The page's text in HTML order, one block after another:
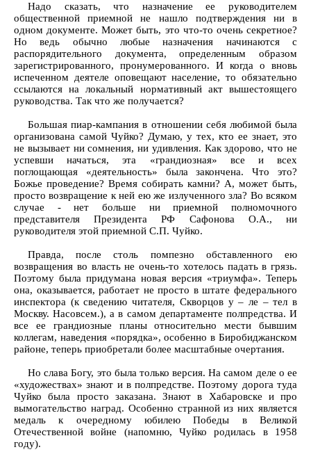
Надо сказать, что назначение ее руководителем
общественной приемной не нашло подтверждения ни в
одном документе. Может быть, это что-то очень секретное?
Но ведь обычно любые назначения начинаются с
распорядительного документа, определенным образом
зарегистрированного, пронумерованного. И когда о вновь
испеченном деятеле оповещают население, то обязательно
ссылаются на локальный нормативный акт вышестоящего
руководства. Так что же получается?
Большая пиар-кампания в отношении себя любимой была
организована самой Чуйко? Думаю, у тех, кто ее знает, это
не вызывает ни сомнения, ни удивления. Как здорово, что не
успевши начаться, эта «грандиозная» все и всех
поглощающая «деятельность» была закончена. Что это?
Божье проведение? Время собирать камни? А, может быть,
просто возвращение к ней ею же излученного зла? Во всяком
случае - нет больше ни приемной полномочного
представителя Президента РФ Сафонова О.А., ни
руководителя этой приемной С.П. Чуйко.
Правда, после столь помпезно обставленного ею
возвращения во власть не очень-то хотелось падать в грязь.
Поэтому была придумана новая версия «триумфа». Теперь
она, оказывается, работает не просто в штате федерального
инспектора (к сведению читателя, Скворцов у – ле – тел в
Москву. Насовсем.), а в самом департаменте полпредства. И
все ее грандиозные планы относительно мести бывшим
коллегам, наведения «порядка», особенно в Биробиджанском
районе, теперь приобретали более масштабные очертания.
Но слава Богу, это была только версия. На самом деле о ее
«художествах» знают и в полпредстве. Поэтому дорога туда
Чуйко была просто заказана. Знают в Хабаровске и про
вымогательство наград. Особенно странной из них является
медаль к очередному юбилею Победы в Великой
Отечественной войне (напомню, Чуйко родилась в 1958
году).